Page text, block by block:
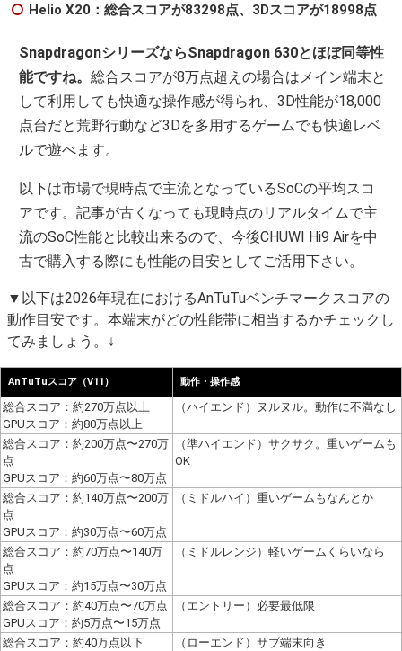
Helio X20：総合スコアが83298点、3Dスコアが18998点
SnapdragonシリーズならSnapdragon 630とほぼ同等性
能ですね。総合スコアが8万点超えの場合はメイン端末と
して利用しても快適な操作感が得られ、3D性能が18,000
点台だと荒野行動など3Dを多用するゲームでも快適レベ
ルで遊べます。
以下は市場で現時点で主流となっているSoCの平均スコ
アです。記事が古くなっても現時点のリアルタイムで主
流のSoC性能と比較出来るので、今後CHUWI Hi9 Airを中
古で購入する際にも性能の目安としてご活用下さい。
▼以下は2026年現在におけるAnTuTuベンチマークスコアの
動作目安です。本端末がどの性能帯に相当するかチェックし
てみましょう。↓
AnTuTuスコア（V11） 動作・操作感
総合スコア：約270万点以上
GPUスコア：約80万点以上
（ハイエンド）ヌルヌル。動作に不満なし
総合スコア：約200万点〜270万
点
GPUスコア：約60万点〜80万点
（準ハイエンド）サクサク。重いゲームも
OK
総合スコア：約140万点〜200万
点
GPUスコア：約30万点〜60万点
（ミドルハイ）重いゲームもなんとか
総合スコア：約70万点〜140万
点
GPUスコア：約15万点〜30万点
（ミドルレンジ）軽いゲームくらいなら
総合スコア：約40万点〜70万点
GPUスコア：約5万点〜15万点
（エントリー）必要最低限
総合スコア：約40万点以下
（ローエンド）サブ端末向き